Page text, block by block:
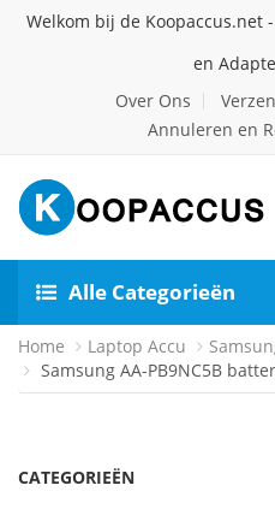
Welkom bij de Koopaccus.net
en
Over Ons
Annuleren en
Alle Categorieën
Home Laptop Accu
Samsung AA-PB9NC5B
CATEGORIEËN